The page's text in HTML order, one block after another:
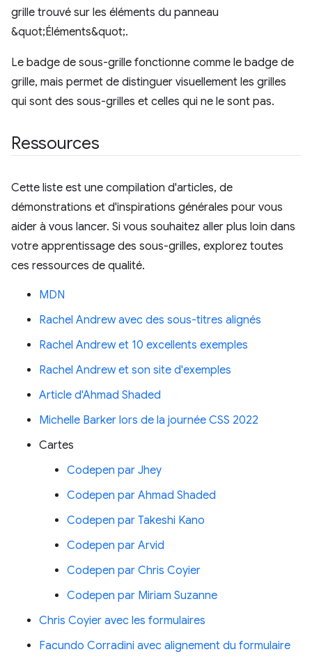
Le badge de sous-grille fonctionne comme le badge de
grille, mais permet de distinguer visuellement les grilles
qui sont des sous-grilles et celles qui ne le sont pas.
Ressources
Cette liste est une compilation d'articles, de
démonstrations et d'inspirations générales pour vous
aider à vous lancer. Si vous souhaitez aller plus loin dans
votre apprentissage des sous-grilles, explorez toutes
ces ressources de qualité.
MDN
Rachel Andrew avec des sous-titres alignés
Rachel Andrew et 10 excellents exemples
Rachel Andrew et son site d'exemples
Article d'Ahmad Shaded
Michelle Barker lors de la journée CSS 2022
Cartes
Codepen par Jhey
Codepen par Ahmad Shaded
Codepen par Takeshi Kano
Codepen par Arvid
Codepen par Chris Coyier
Codepen par Miriam Suzanne
Chris Coyier avec les formulaires
Facundo Corradini avec alignement du formulaire